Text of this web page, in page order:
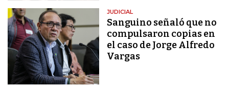
JUDICIAL
Sanguino señaló que no
compulsaron copias en
el caso de Jorge Alfredo
Vargas